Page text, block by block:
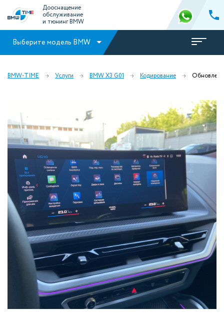
Дооснащение
обслуживание
и тюнинг BMW
Выберите модель BMW
BMW-TIME Услуги BMW X3 G01 Кодирование